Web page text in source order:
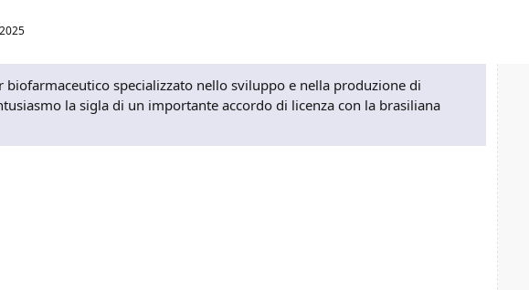
biofarmaceutico specializzato nello sviluppo e nella produzione di
la sigla di un importante accordo di licenza con la brasiliana